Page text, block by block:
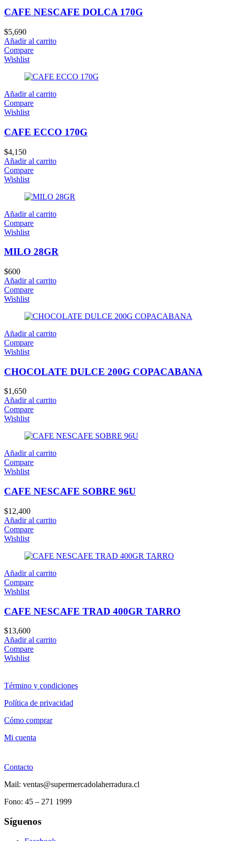
CAFE NESCAFE DOLCA 170G
$5,690
Añadir al carrito
Compare
Wishlist
Añadir al carrito
Compare
Wishlist
CAFE ECCO 170G
$4,150
Añadir al carrito
Compare
Wishlist
Añadir al carrito
Compare
Wishlist
MILO 28GR
$600
Añadir al carrito
Compare
Wishlist
Añadir al carrito
Compare
Wishlist
CHOCOLATE DULCE 200G COPACABANA
$1,650
Añadir al carrito
Compare
Wishlist
Añadir al carrito
Compare
Wishlist
CAFE NESCAFE SOBRE 96U
$12,400
Añadir al carrito
Compare
Wishlist
Añadir al carrito
Compare
Wishlist
CAFE NESCAFE TRAD 400GR TARRO
$13,600
Añadir al carrito
Compare
Wishlist
Término y condiciones
Política de privacidad
Cómo comprar
Mi cuenta
Contacto
Mail: ventas@supermercadolaherradura.cl
Fono: 45 – 271 1999
Síguenos